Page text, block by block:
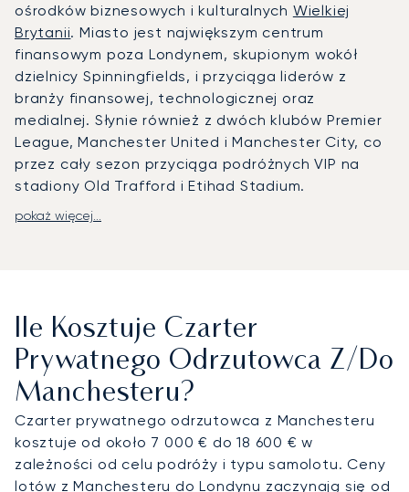
ośrodków biznesowych i kulturalnych Wielkiej
Brytanii. Miasto jest największym centrum
finansowym poza Londynem, skupionym wokół
dzielnicy Spinningfields, i przyciąga liderów z
branży finansowej, technologicznej oraz
medialnej. Słynie również z dwóch klubów Premier
League, Manchester United i Manchester City, co
przez cały sezon przyciąga podróżnych VIP na
stadiony Old Trafford i Etihad Stadium.
LunaJets organizuje prywatne loty na lotnisko w
szoferem dowożą podróżnych do centrum miasta
w niecałe 25 minut, gwarantując bezpośredni
dostęp do dzielnic biznesowych, luksusowych
hoteli czy lóż na stadionach.
Dzięki dwudziestoletniemu doświadczeniu
LunaJets jest pierwszym europejskim brokerem
czarterowym, który otrzymał certyfikat Argus®, co
pokaż więcej...
Ile Kosztuje Czarter
Prywatnego Odrzutowca Z/do
Manchesteru?
Czarter prywatnego odrzutowca z Manchesteru
kosztuje od około 7 000 € do 18 600 € w
zależności od celu podróży i typu samolotu. Ceny
lotów z Manchesteru do Londynu zaczynają się od